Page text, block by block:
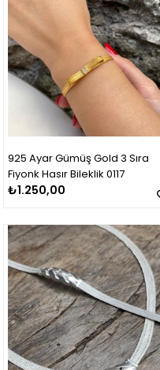
925 Ayar Gümüş Gold 3 Sıra
Fiyonk Hasır Bileklik 0117
₺1.250,00